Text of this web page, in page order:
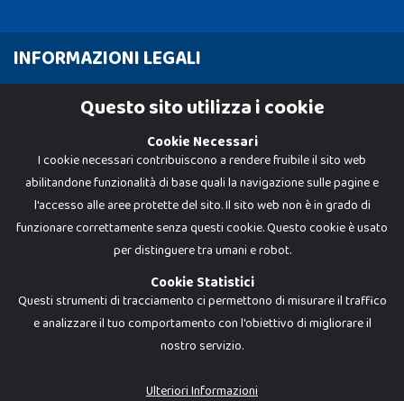
INFORMAZIONI LEGALI
Cookie Policy
Dadi e Mattoncini è un brand di Giocabene Srl. Ogni riproduzione o utilizzo non
I prezzi e le promozioni pubblicate potrebbero differire da quanto esposto in
Questo sito utilizza i cookie
Cookie Necessari
I cookie necessari contribuiscono a rendere fruibile il sito web
abilitandone funzionalità di base quali la navigazione sulle pagine e
l'accesso alle aree protette del sito. Il sito web non è in grado di
funzionare correttamente senza questi cookie. Questo cookie è usato
per distinguere tra umani e robot.
Cookie Statistici
Questi strumenti di tracciamento ci permettono di misurare il traffico
e analizzare il tuo comportamento con l'obiettivo di migliorare il
nostro servizio.
Ulteriori Informazioni